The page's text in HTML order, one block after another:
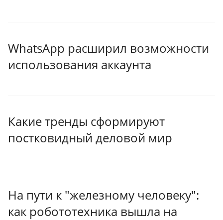
WhatsApp расширил возможности
использования аккаунта
Какие тренды сформируют
постковидный деловой мир
На пути к "железному человеку":
как робототехника вышла на